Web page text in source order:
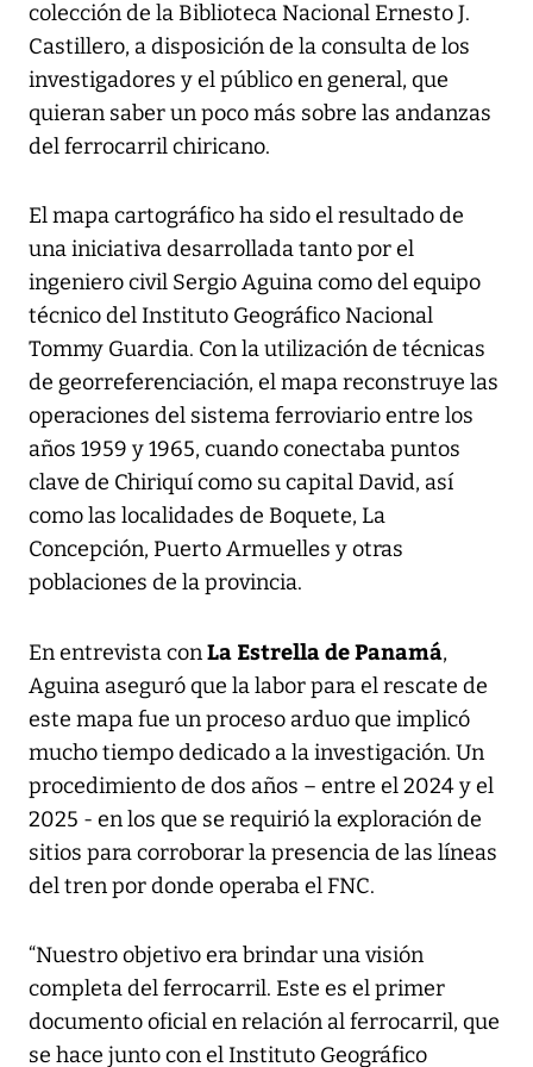
colección de la Biblioteca Nacional Ernesto J.
Castillero, a disposición de la consulta de los
investigadores y el público en general, que
quieran saber un poco más sobre las andanzas
del ferrocarril chiricano.
El mapa cartográfico ha sido el resultado de
una iniciativa desarrollada tanto por el
ingeniero civil Sergio Aguina como del equipo
técnico del Instituto Geográfico Nacional
Tommy Guardia. Con la utilización de técnicas
de georreferenciación, el mapa reconstruye las
operaciones del sistema ferroviario entre los
años 1959 y 1965, cuando conectaba puntos
clave de Chiriquí como su capital David, así
como las localidades de Boquete, La
Concepción, Puerto Armuelles y otras
poblaciones de la provincia.
En entrevista conLa Estrella de Panamá,
Aguina aseguró que la labor para el rescate de
este mapa fue un proceso arduo que implicó
mucho tiempo dedicado a la investigación. Un
procedimiento de dos años – entre el 2024 y el
2025 - en los que se requirió la exploración de
sitios para corroborar la presencia de las líneas
del tren por donde operaba el FNC.
“Nuestro objetivo era brindar una visión
completa del ferrocarril. Este es el primer
documento oficial en relación al ferrocarril, que
se hace junto con el Instituto Geográfico